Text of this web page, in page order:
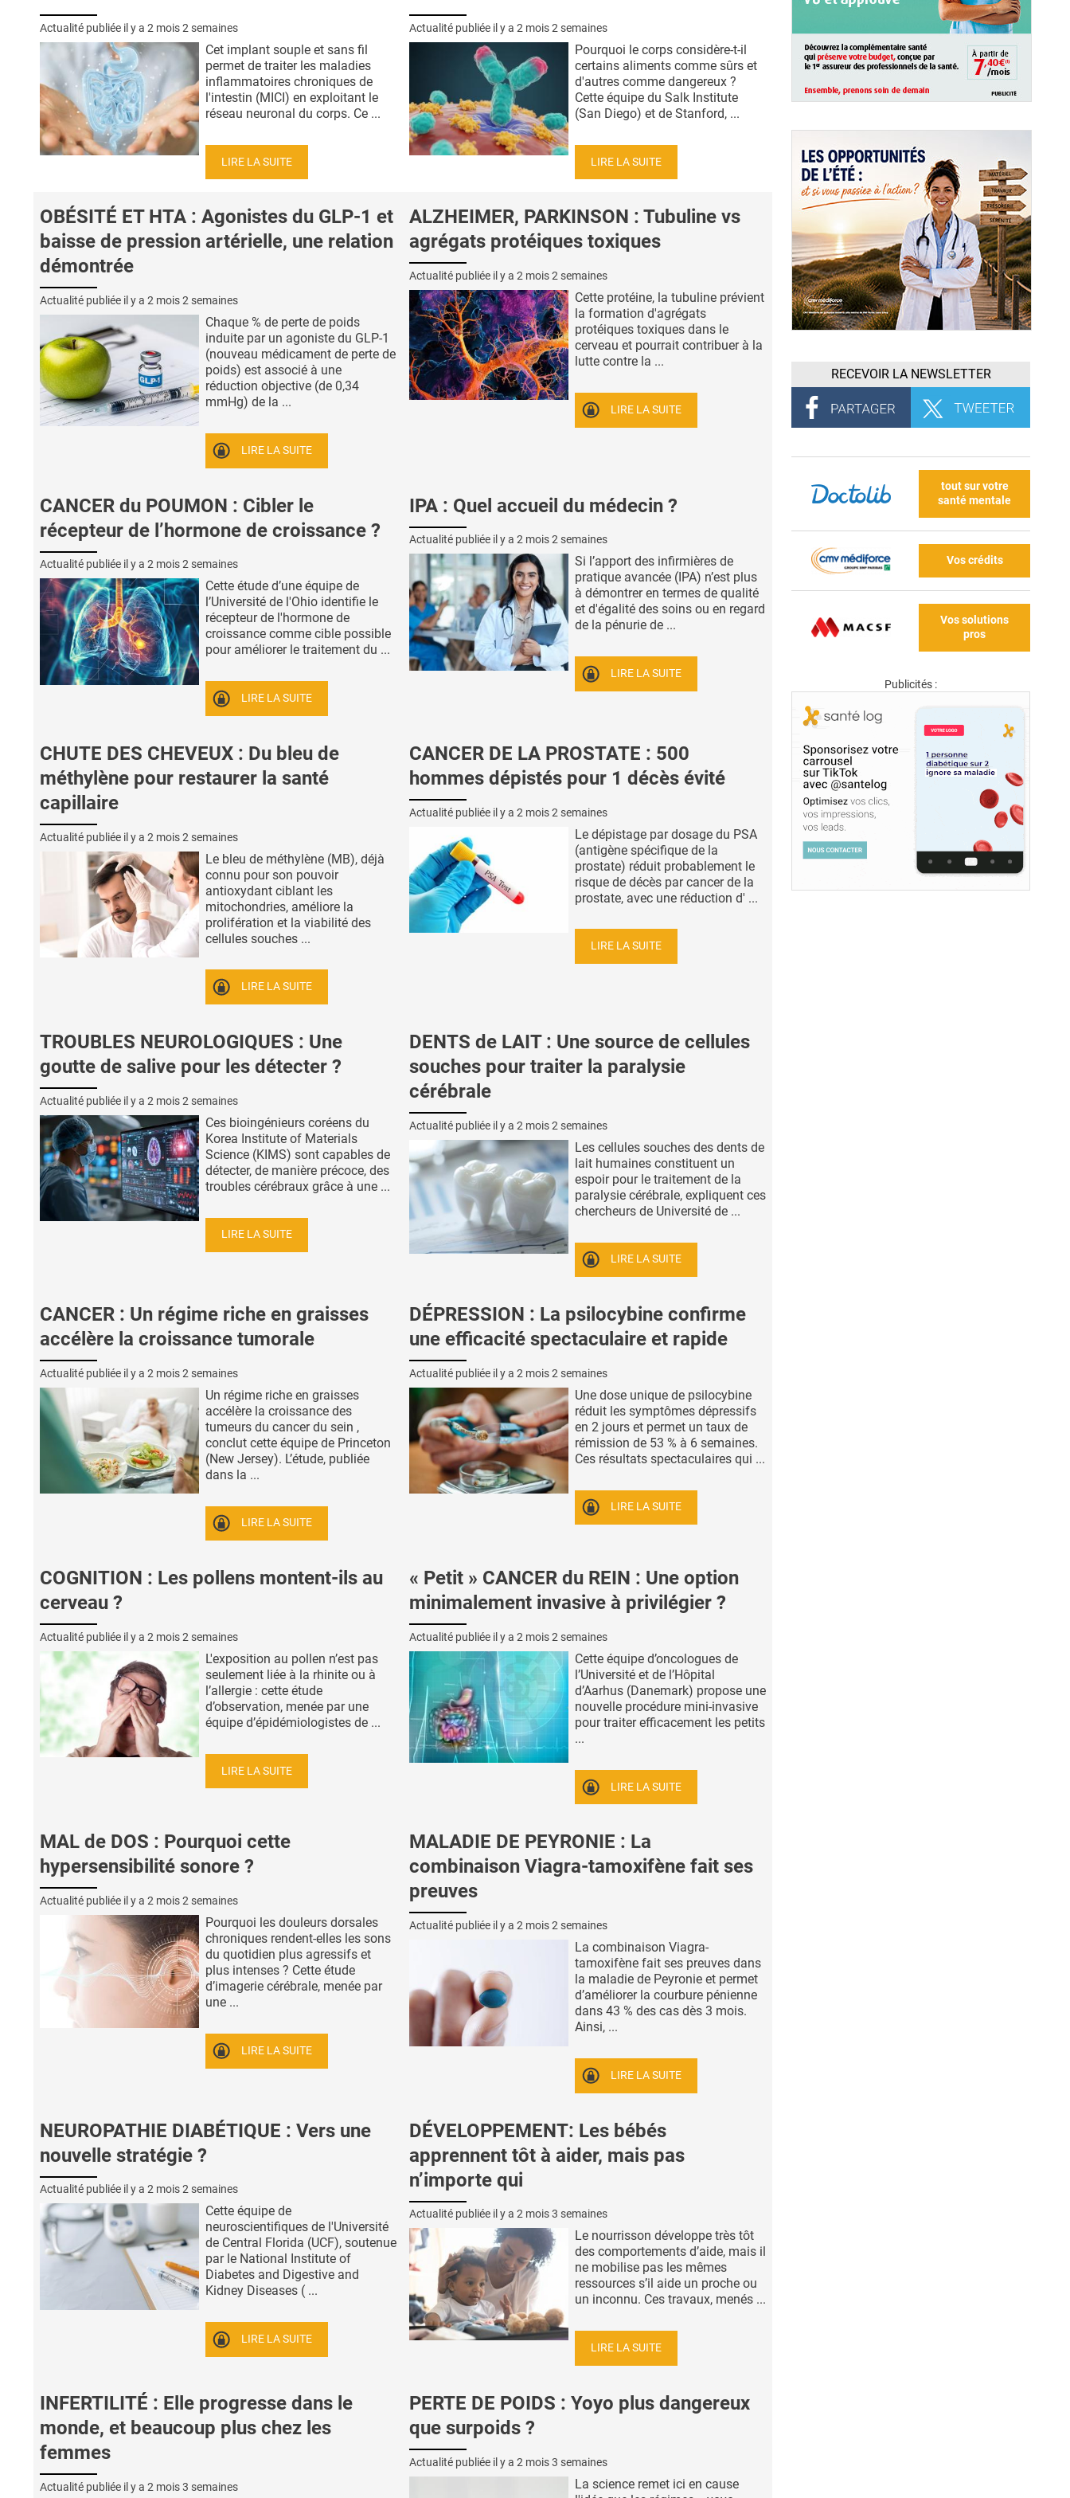
Actualité publiée il y a 2 mois 2 semaines
Cet implant souple et sans fil
permet de traiter les maladies
inflammatoires chroniques de
l'intestin (MICI) en exploitant le
réseau neuronal du corps. Ce ...
LIRE LA SUITE
Actualité publiée il y a 2 mois 2 semaines
Pourquoi le corps considère-t-il
certains aliments comme sûrs et
d'autres comme dangereux ?
Cette équipe du Salk Institute
(San Diego) et de Stanford, ...
LIRE LA SUITE
OBÉSITÉ ET HTA : Agonistes du GLP-1 et
baisse de pression artérielle, une relation
démontrée
Actualité publiée il y a 2 mois 2 semaines
Chaque % de perte de poids
induite par un agoniste du GLP-1
(nouveau médicament de perte de
poids) est associé à une
réduction objective (de 0,34
mmHg) de la ...
LIRE LA SUITE
ALZHEIMER, PARKINSON : Tubuline vs
agrégats protéiques toxiques
Actualité publiée il y a 2 mois 2 semaines
Cette protéine, la tubuline prévient
la formation d'agrégats
protéiques toxiques dans le
cerveau et pourrait contribuer à la
lutte contre la ...
LIRE LA SUITE
CANCER du POUMON : Cibler le
récepteur de l’hormone de croissance ?
Actualité publiée il y a 2 mois 2 semaines
Cette étude d’une équipe de
l’Université de l'Ohio identifie le
récepteur de l'hormone de
croissance comme cible possible
pour améliorer le traitement du ...
LIRE LA SUITE
IPA : Quel accueil du médecin ?
Actualité publiée il y a 2 mois 2 semaines
Si l’apport des infirmières de
pratique avancée (IPA) n’est plus
à démontrer en termes de qualité
et d'égalité des soins ou en regard
de la pénurie de ...
LIRE LA SUITE
CHUTE DES CHEVEUX : Du bleu de
méthylène pour restaurer la santé
capillaire
Actualité publiée il y a 2 mois 2 semaines
Le bleu de méthylène (MB), déjà
connu pour son pouvoir
antioxydant ciblant les
mitochondries, améliore la
prolifération et la viabilité des
cellules souches ...
LIRE LA SUITE
CANCER DE LA PROSTATE : 500
hommes dépistés pour 1 décès évité
Actualité publiée il y a 2 mois 2 semaines
Le dépistage par dosage du PSA
(antigène spécifique de la
prostate) réduit probablement le
risque de décès par cancer de la
prostate, avec une réduction d' ...
LIRE LA SUITE
TROUBLES NEUROLOGIQUES : Une
goutte de salive pour les détecter ?
Actualité publiée il y a 2 mois 2 semaines
Ces bioingénieurs coréens du
Korea Institute of Materials
Science (KIMS) sont capables de
détecter, de manière précoce, des
troubles cérébraux grâce à une ...
LIRE LA SUITE
DENTS de LAIT : Une source de cellules
souches pour traiter la paralysie
cérébrale
Actualité publiée il y a 2 mois 2 semaines
Les cellules souches des dents de
lait humaines constituent un
espoir pour le traitement de la
paralysie cérébrale, expliquent ces
chercheurs de Université de ...
LIRE LA SUITE
CANCER : Un régime riche en graisses
accélère la croissance tumorale
Actualité publiée il y a 2 mois 2 semaines
Un régime riche en graisses
accélère la croissance des
tumeurs du cancer du sein ,
conclut cette équipe de Princeton
(New Jersey). L’étude, publiée
dans la ...
LIRE LA SUITE
DÉPRESSION : La psilocybine confirme
une efficacité spectaculaire et rapide
Actualité publiée il y a 2 mois 2 semaines
Une dose unique de psilocybine
réduit les symptômes dépressifs
en 2 jours et permet un taux de
rémission de 53 % à 6 semaines.
Ces résultats spectaculaires qui ...
LIRE LA SUITE
COGNITION : Les pollens montent-ils au
cerveau ?
Actualité publiée il y a 2 mois 2 semaines
L'exposition au pollen n’est pas
seulement liée à la rhinite ou à
l’allergie : cette étude
d’observation, menée par une
équipe d’épidémiologistes de ...
LIRE LA SUITE
« Petit » CANCER du REIN : Une option
minimalement invasive à privilégier ?
Actualité publiée il y a 2 mois 2 semaines
Cette équipe d’oncologues de
l’Université et de l’Hôpital
d’Aarhus (Danemark) propose une
nouvelle procédure mini-invasive
pour traiter efficacement les petits
...
LIRE LA SUITE
MAL de DOS : Pourquoi cette
hypersensibilité sonore ?
Actualité publiée il y a 2 mois 2 semaines
Pourquoi les douleurs dorsales
chroniques rendent-elles les sons
du quotidien plus agressifs et
plus intenses ? Cette étude
d’imagerie cérébrale, menée par
une ...
LIRE LA SUITE
MALADIE DE PEYRONIE : La
combinaison Viagra-tamoxifène fait ses
preuves
Actualité publiée il y a 2 mois 2 semaines
La combinaison Viagra-
tamoxifène fait ses preuves dans
la maladie de Peyronie et permet
d’améliorer la courbure pénienne
dans 43 % des cas dès 3 mois.
Ainsi, ...
LIRE LA SUITE
NEUROPATHIE DIABÉTIQUE : Vers une
nouvelle stratégie ?
Actualité publiée il y a 2 mois 2 semaines
Cette équipe de
neuroscientifiques de l'Université
de Central Florida (UCF), soutenue
par le National Institute of
Diabetes and Digestive and
Kidney Diseases ( ...
LIRE LA SUITE
DÉVELOPPEMENT: Les bébés
apprennent tôt à aider, mais pas
n’importe qui
Actualité publiée il y a 2 mois 3 semaines
Le nourrisson développe très tôt
des comportements d’aide, mais il
ne mobilise pas les mêmes
ressources s’il aide un proche ou
un inconnu. Ces travaux, menés ...
LIRE LA SUITE
INFERTILITÉ : Elle progresse dans le
monde, et beaucoup plus chez les
femmes
Actualité publiée il y a 2 mois 3 semaines
PERTE DE POIDS : Yoyo plus dangereux
que surpoids ?
Actualité publiée il y a 2 mois 3 semaines
La science remet ici en cause
RECEVOIR LA NEWSLETTER
tout sur votre
santé mentale
Vos crédits
Vos solutions
pros
Publicités :